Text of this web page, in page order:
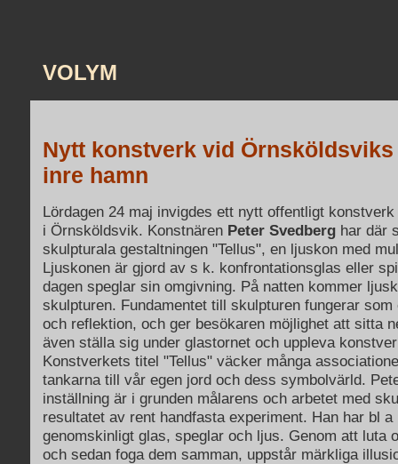
VOLYM
Nytt konstverk vid Örnsköldsviks
inre hamn
Lördagen 24 maj invigdes ett nytt offentligt
i Örnsköldsvik. Konstnären Peter Svedberg har där
skulpturala gestaltningen "Tellus", en ljuskon med
Ljuskonen är gjord av s k. konfrontationsglas eller
dagen speglar sin omgivning. På natten kommer
skulpturen. Fundamentet till skulpturen fungerar
och reflektion, och ger besökaren möjlighet att sitta
även ställa sig under glastornet och uppleva
Konstverkets titel "Tellus" väcker många
tankarna till vår egen jord och dess symbolvärld.
inställning är i grunden målarens och arbetet med
resultatet av rent handfasta experiment. Han har bl a
genomskinligt glas, speglar och ljus. Genom att luta
och sedan foga dem samman, uppstår märkliga